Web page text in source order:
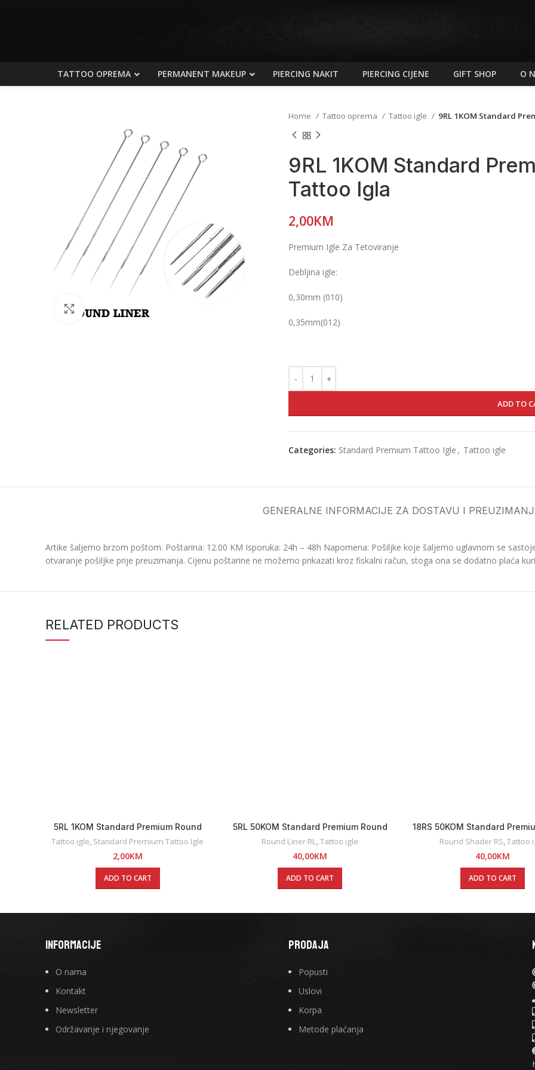
TATTOO OPREMA PERMANENT MAKEUP PIERCING NAKIT PIERCING CIJENE GIFT SHOP O
Click to enlarge
Home Tattoo oprema Tattoo igle 9RL 1KOM Standard
9RL 1KOM Standard
Tattoo Igla
2,00KM
Premium Igle Za Tetoviranje
Debljina igle:
0,30mm (010)
0,35mm(012)
ADD TO
Categories: Standard Premium Tattoo Igle , Tattoo igle
GENERALNE INFORMACIJE ZA DOSTAVU I
Artike šaljemo brzom poštom. Poštarina: 12.00 KM Isporuka: 24h – 48h Napomena: Pošiljke koje šaljemo uglavnom se
otvaranje pošiljke prije preuzimanja. Cijenu poštarine ne možemo prikazati kroz fiskalni račun, stoga ona se dodatno plaća
RELATED PRODUCTS
5RL 1KOM Standard Premium Round
Liner Tattoo Igla
Tattoo igle, Standard Premium Tattoo Igle
2,00KM
ADD TO CART
5RL 50KOM Standard Premium Round
Liner Tattoo Igle
Round Liner RL,Tattoo igle
40,00KM
ADD TO CART
18RS 50KOM Standard
Shader Tattoo Igle
Round Shader RS,Tattoo
40,00KM
ADD TO CART
INFORMACIJE
O nama
Kontakt
Newsletter
Održavanje i njegovanje
PRODAJA
Popusti
Uslovi
Korpa
Metode plaćanja